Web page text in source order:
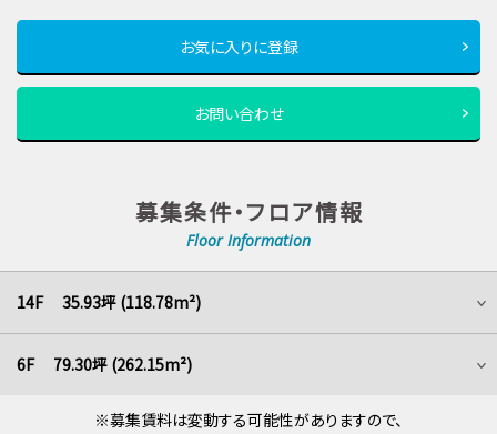
お気に入りに登録
お問い合わせ
募集条件・フロア情報
Floor Information
14F 35.93坪 (118.78m²)
6F 79.30坪 (262.15m²)
※募集賃料は変動する可能性がありますので、